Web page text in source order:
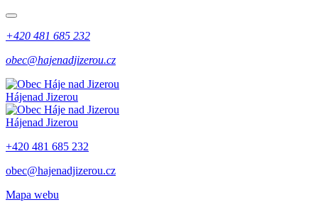
+420 481 685 232
obec@hajenadjizerou.cz
Hájenad Jizerou
Hájenad Jizerou
+420 481 685 232
obec@hajenadjizerou.cz
Mapa webu